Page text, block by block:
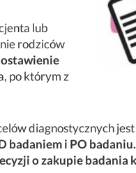
lub
rodziców
po którym z
diagnostycznych
badaniem i PO
o zakupie badania